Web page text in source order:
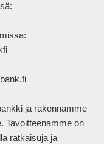
ja rakennamme
Tavoitteenamme on
ratkaisuja ja